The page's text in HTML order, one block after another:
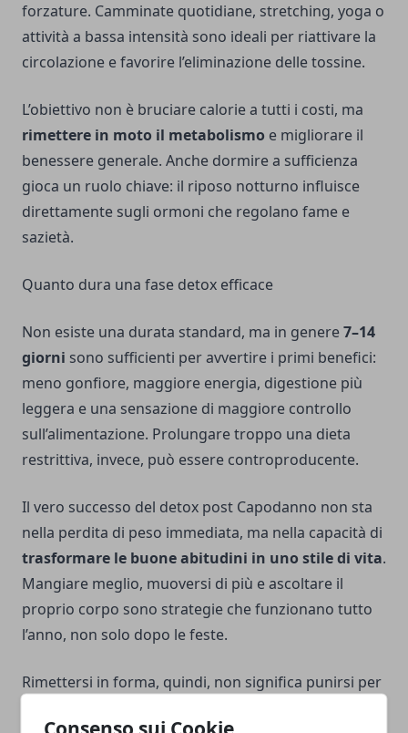
Consenso sui Cookie
forzature. Camminate quotidiane, stretching, yoga o
attività a bassa intensità sono ideali per riattivare la
circolazione e favorire l’eliminazione delle tossine.
L’obiettivo non è bruciare calorie a tutti i costi, ma
rimettere in moto il metabolismo e migliorare il
benessere generale. Anche dormire a sufficienza
gioca un ruolo chiave: il riposo notturno influisce
direttamente sugli ormoni che regolano fame e
sazietà.
Quanto dura una fase detox efficace
Non esiste una durata standard, ma in genere7–14
giorni sono sufficienti per avvertire i primi benefici:
meno gonfiore, maggiore energia, digestione più
leggera e una sensazione di maggiore controllo
sull’alimentazione. Prolungare troppo una dieta
restrittiva, invece, può essere controproducente.
Il vero successo del detox post Capodanno non sta
nella perdita di peso immediata, ma nella capacità di
trasformare le buone abitudini in uno stile di vita.
Mangiare meglio, muoversi di più e ascoltare il
proprio corpo sono strategie che funzionano tutto
l’anno, non solo dopo le feste.
Rimettersi in forma, quindi, non significa punirsi per